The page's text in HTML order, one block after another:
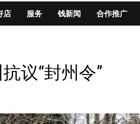
店 服务 钱新闻 合作推广
议“封州令”